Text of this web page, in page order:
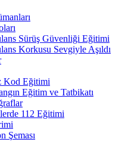
Sürüş Güvenliği Eğitimi
Korkusu Sevgiyle Aşıldı
Kod Eğitimi
Eğitim ve Tatbikatı
112 Eğitimi
Şeması